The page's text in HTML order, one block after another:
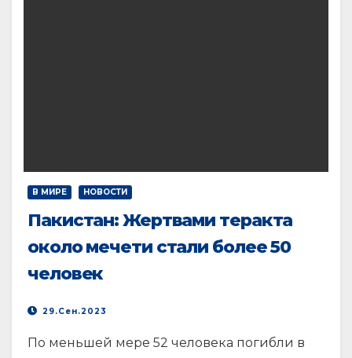
В МИРЕ НОВОСТИ
Пакистан: Жертвами теракта
около мечети стали более 50
человек
29.Сен.2023
По меньшей мере 52 человека погибли в